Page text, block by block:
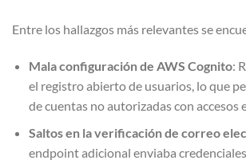
Entre los hallazgos más relevantes se
Mala configuración de AWS Cognito:
el registro abierto de usuarios, lo que
de cuentas no autorizadas con accesos
Saltos en la verificación de correo
endpoint adicional enviaba